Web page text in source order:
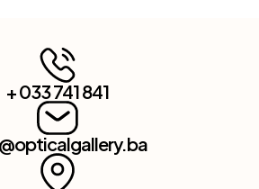
+ 033 741 841